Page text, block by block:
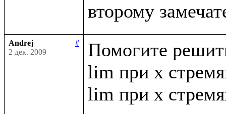
Andrej
#
2 дек. 2009
Помогите
lim при x